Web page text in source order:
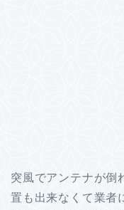
突風でアンテナが倒
置も出来なくて業者